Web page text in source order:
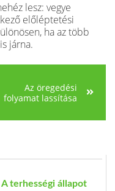
lesz: vegye
előléptetési
ha az több
járna.
Az öregedési
folyamat lassítása
A terhességi állapot